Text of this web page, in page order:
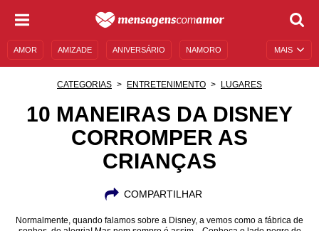
MAIS
AMOR AMIZADE ANIVERSÁRIO NAMORO
MENSAGENS E FRASES MENSAGENS DE ANIVERSÁRIO
FAMOSOS BÍBLIA
CATEGORIAS ENTRETENIMENTO LUGARES
10 MANEIRAS DA DISNEY
CORROMPER AS
CRIANÇAS
COMPARTILHAR
Normalmente, quando falamos sobre a Disney, a vemos como a fábrica de